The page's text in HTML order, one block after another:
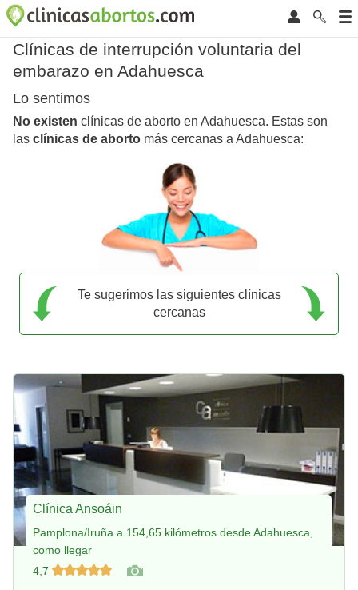
Clínicas de interrupción voluntaria del
embarazo en Adahuesca
Lo sentimos
No existen clínicas de aborto en Adahuesca. Estas son
las clínicas de aborto más cercanas a Adahuesca:
Te sugerimos las siguientes clínicas
cercanas
Clínica Ansoáin
Pamplona/Iruña a 154,65 kilómetros desde Adahuesca,
como llegar
4,7